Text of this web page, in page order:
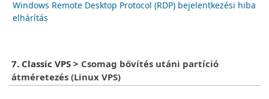
Windows Remote Desktop Protocol (RDP) bejelentkezési hiba
elhárítás
7. Classic VPS > Csomag bővítés utáni partíció
átméretezés (Linux VPS)